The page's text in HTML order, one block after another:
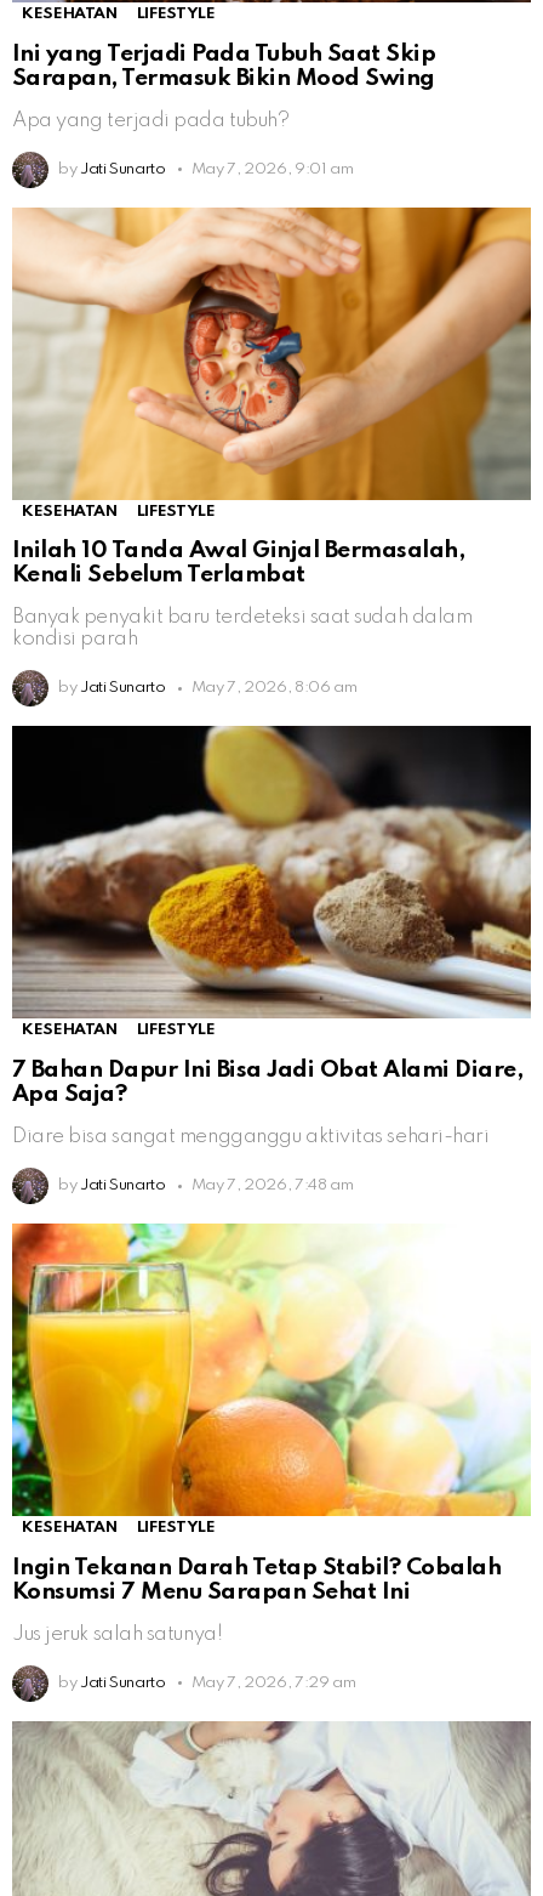
KESEHATAN LIFESTYLE
Ini yang Terjadi Pada Tubuh Saat Skip
Sarapan, Termasuk Bikin Mood Swing
Apa yang terjadi pada tubuh?
by Jati Sunarto May 7, 2026, 9:01 am
KESEHATAN LIFESTYLE
Inilah 10 Tanda Awal Ginjal Bermasalah,
Kenali Sebelum Terlambat
Banyak penyakit baru terdeteksi saat sudah dalam
kondisi parah
by Jati Sunarto May 7, 2026, 8:06 am
KESEHATAN LIFESTYLE
7 Bahan Dapur Ini Bisa Jadi Obat Alami Diare,
Apa Saja?
Diare bisa sangat mengganggu aktivitas sehari-hari
by Jati Sunarto May 7, 2026, 7:48 am
KESEHATAN LIFESTYLE
Ingin Tekanan Darah Tetap Stabil? Cobalah
Konsumsi 7 Menu Sarapan Sehat Ini
Jus jeruk salah satunya!
by Jati Sunarto May 7, 2026, 7:29 am